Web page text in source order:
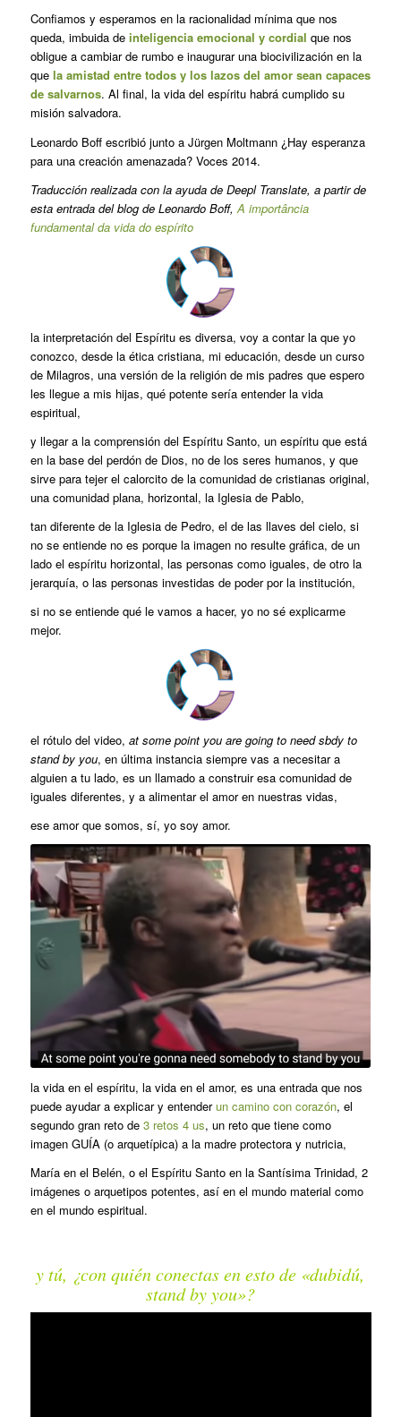
Confiamos y esperamos en la racionalidad mínima que nos
queda, imbuida deinteligencia emocional y cordial que nos
obligue a cambiar de rumbo e inaugurar una biocivilización en la
que la amistad entre todos y los lazos del amor sean capaces
de salvarnos. Al final, la vida del espíritu habrá cumplido su
misión salvadora.
Leonardo Boff escribió junto a Jürgen Moltmann ¿Hay esperanza
para una creación amenazada? Voces 2014.
Traducción realizada con la ayuda de Deepl Translate, a partir de
esta entrada del blog de Leonardo Boff, A importância
fundamental da vida do espírito
la interpretación del Espíritu es diversa, voy a contar la que yo
conozco, desde la ética cristiana, mi educación, desde un curso
de Milagros, una versión de la religión de mis padres que espero
les llegue a mis hijas, qué potente sería entender la vida
espiritual,
y llegar a la comprensión del Espíritu Santo, un espíritu que está
en la base del perdón de Dios, no de los seres humanos, y que
sirve para tejer el calorcito de la comunidad de cristianas original,
una comunidad plana, horizontal, la Iglesia de Pablo,
tan diferente de la Iglesia de Pedro, el de las llaves del cielo, si
no se entiende no es porque la imagen no resulte gráfica, de un
lado el espíritu horizontal, las personas como iguales, de otro la
jerarquía, o las personas investidas de poder por la institución,
si no se entiende qué le vamos a hacer, yo no sé explicarme
mejor.
el rótulo del video, at some point you are going to need sbdy to
stand by you, en última instancia siempre vas a necesitar a
alguien a tu lado, es un llamado a construir esa comunidad de
iguales diferentes, y a alimentar el amor en nuestras vidas,
ese amor que somos, sí, yo soy amor.
la vida en el espíritu, la vida en el amor, es una entrada que nos
puede ayudar a explicar y entenderun camino con corazón, el
segundo gran reto de 3 retos 4 us, un reto que tiene como
imagen GUÍA (o arquetípica) a la madre protectora y nutricia,
María en el Belén, o el Espíritu Santo en la Santísima Trinidad, 2
imágenes o arquetipos potentes, así en el mundo material como
en el mundo espiritual.
y tú, ¿con quién conectas en esto de «dubidú,
stand by you»?